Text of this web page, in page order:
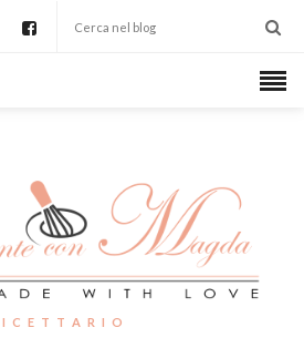
I C E T T A R I O